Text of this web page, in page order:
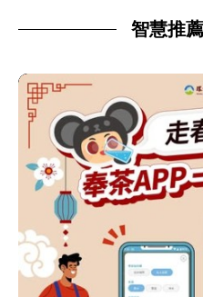
智慧推